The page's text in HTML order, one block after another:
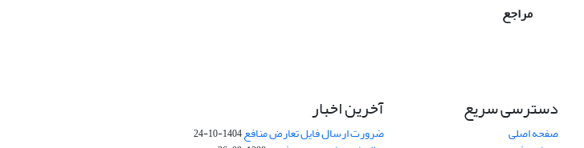
مراجع
دسترسی سریع
صفحه اصلی
آخرین اخبار
ضرورت ارسال فایل تعارض منافع1404-10-24